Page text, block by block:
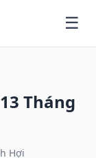
Tháng
Hợi